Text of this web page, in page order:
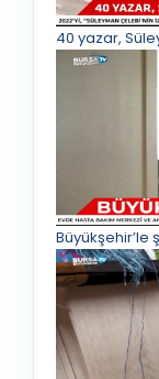
40 yazar,
Büyükşehir’le